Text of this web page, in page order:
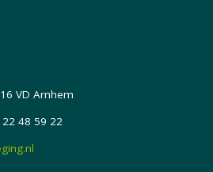
VD Arnhem
48 59 22